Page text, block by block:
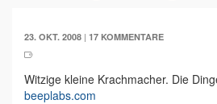
23. OKT. 2008 | 17 KOMMENTARE
Witzige kleine Krachmacher. Die
beeplabs.com